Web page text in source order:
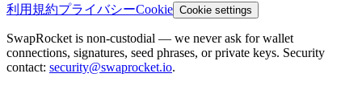
利用規約プライバシーCookie Cookie settings
SwapRocket is non-custodial — we never ask for wallet
connections, signatures, seed phrases, or private keys. Security
contact: security@swaprocket.io.